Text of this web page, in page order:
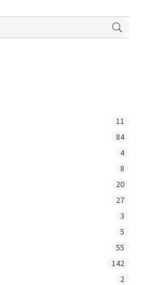
11
84
4
8
20
27
3
5
55
142
2